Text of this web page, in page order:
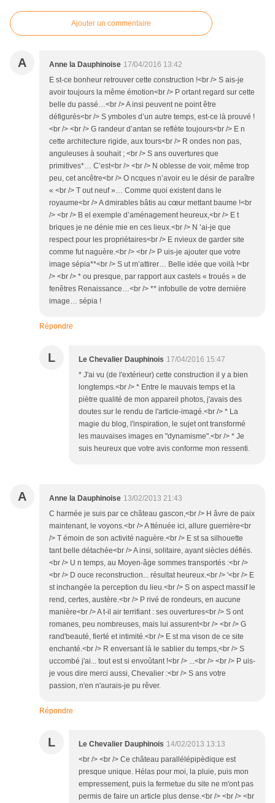
Ajouter un commentaire
A Anne la Dauphinoise 17/04/2016 13:42
E st-ce bonheur retrouver cette construction !<br /> S ais-je
avoir toujours la même émotion<br /> P ortant regard sur cette
belle du passé…<br /> A insi peuvent ne point être
défigurés<br /> S ymboles d’un autre temps, est-ce là prouvé !
<br /> <br /> G randeur d’antan se reflète toujours<br /> E n
cette architecture rigide, aux tours<br /> R ondes non pas,
anguleuses à souhait ; <br /> S ans ouvertures que
primitives*… C’est<br /> <br /> N oblesse de voir, même trop
peu, cet ancêtre<br /> O ncques n’avoir eu le désir de paraître
« <br /> T out neuf »… Comme quoi existent dans le
royaume<br /> A dmirables bâtis au cœur mettant baume !<br
/> <br /> B el exemple d’aménagement heureux,<br /> E t
briques je ne dénie mie en ces lieux.<br /> N ’ai-je que
respect pour les propriétaires<br /> E nvieux de garder site
comme fut naguère.<br /> <br /> P uis-je ajouter que votre
image sépia**<br /> S ut m’attirer… Belle idée que voilà !<br
/> <br /> * ou presque, par rapport aux castels « troués » de
fenêtres Renaissance…<br /> ** infobulle de votre dernière
image… sépia !
Répondre
L Le Chevalier Dauphinois 17/04/2016 15:47
* J'ai vu (de l'extérieur) cette construction il y a bien
longtemps.<br /> * Entre le mauvais temps et la
piètre qualité de mon appareil photos, j'avais des
doutes sur le rendu de l'article-imagé.<br /> * La
magie du blog, l'inspiration, le sujet ont transformé
les mauvaises images en "dynamisme".<br /> * Je
suis heureux que votre avis conforme mon ressenti.
A Anne la Dauphinoise 13/02/2013 21:43
C harmée je suis par ce château gascon,<br /> H âvre de paix
maintenant, le voyons.<br /> A tténuée ici, allure guerrière<br
/> T émoin de son activité naguère.<br /> E st sa silhouette
tant belle détachée<br /> A insi, solitaire, ayant siècles défiés.
<br /> U n temps, au Moyen-âge sommes transportés :<br />
<br /> D ouce reconstruction... résultat heureux.<br /> '<br /> E
st inchangée la perception du lieu.<br /> S on aspect massif le
rend, certes, austère.<br /> P rivé de rondeurs, en aucune
manière<br /> A t-il air terrifiant : ses ouvertures<br /> S ont
romanes, peu nombreuses, mais lui assurent<br /> <br /> G
rand'beauté, fierté et intimité.<br /> E st ma vison de ce site
enchanté.<br /> R enversant là le sablier du temps,<br /> S
uccombé j'ai... tout est si envoûtant !<br /> ...<br /> <br /> P uis-
je vous dire merci aussi, Chevalier :<br /> S ans votre
passion, n'en n'aurais-je pu rêver.
Répondre
L Le Chevalier Dauphinois 14/02/2013 13:13
<br /> <br /> Ce château parallélépipèdique est
presque unique. Hélas pour moi, la pluie, puis mon
empressement, puis la fermetue du site ne m'ont pas
permis de faire un article plus dense.<br /> <br /> <br